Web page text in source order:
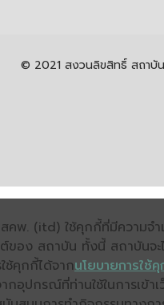
© 2021 สงวนลิขสิทธิ์ สถาบัน
คพ. (itd) ใช้คุกกี้ที่มีความจ
ของ สถาบัน ทั้งนี้ สถาบันจ
ช้คุกกี้ได้จากนโยบายการใช้
ปกรณ์ที่ท่านใช้ในการเข้า